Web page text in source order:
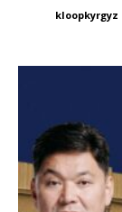
kloopkyrgyz